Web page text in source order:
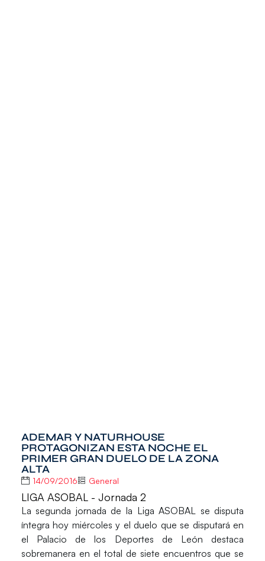
ADEMAR Y NATURHOUSE
PROTAGONIZAN ESTA NOCHE EL
PRIMER GRAN DUELO DE LA ZONA
ALTA
14/09/2016 General
LIGA ASOBAL - Jornada 2
La segunda jornada de la Liga ASOBAL se disputa
íntegra hoy miércoles y el duelo que se disputará en
el Palacio de los Deportes de Leóndestaca
sobremanera en el total de siete encuentros que se